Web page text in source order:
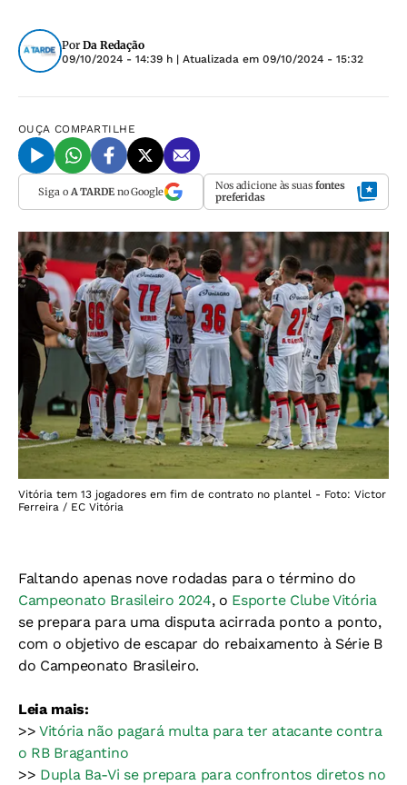
Por Da Redação
09/10/2024 - 14:39 h | Atualizada em 09/10/2024 - 15:32
OUÇA COMPARTILHE
Siga o A TARDEno Google Nos adicione às suas fontes
preferidas
Vitória tem 13 jogadores em fim de contrato no plantel - Foto: Victor
Ferreira / EC Vitória
Faltando apenas nove rodadas para o término do
Campeonato Brasileiro 2024, o Esporte Clube Vitória
se prepara para uma disputa acirrada ponto a ponto,
com o objetivo de escapar do rebaixamento à Série B
do Campeonato Brasileiro.
Leia mais:
>>Vitória não pagará multa para ter atacante contra
o RB Bragantino
>> Dupla Ba-Vi se prepara para confrontos diretos no